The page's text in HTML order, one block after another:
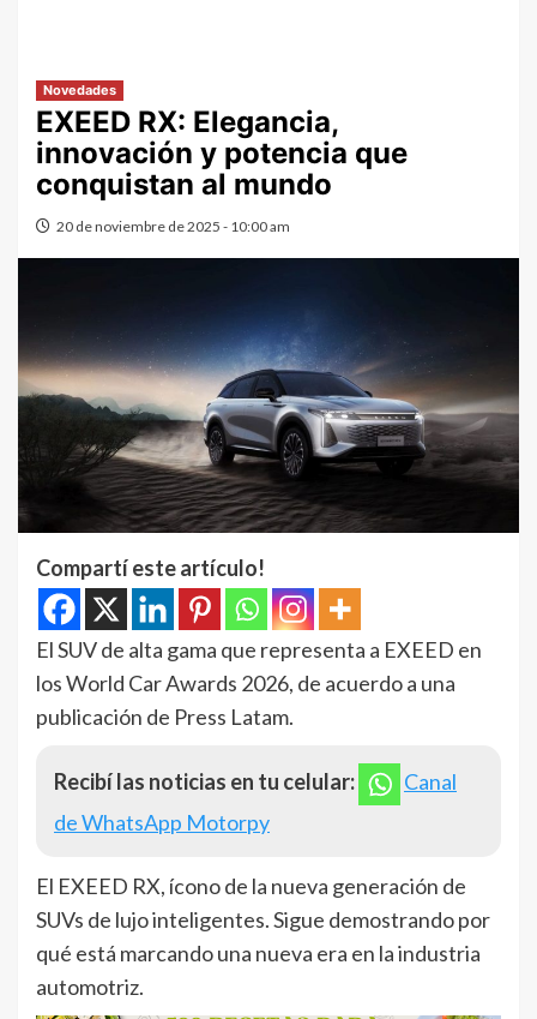
Novedades
EXEED RX: Elegancia,
innovación y potencia que
conquistan al mundo
20 de noviembre de 2025 - 10:00 am
Compartí este artículo!
El SUV de alta gama que representa a EXEED en
los World Car Awards 2026, de acuerdo a una
publicación de Press Latam.
Recibí las noticias en tu celular:
Canal
de WhatsApp Motorpy
El EXEED RX, ícono de la nueva generación de
SUVs de lujo inteligentes. Sigue demostrando por
qué está marcando una nueva era en la industria
automotriz.